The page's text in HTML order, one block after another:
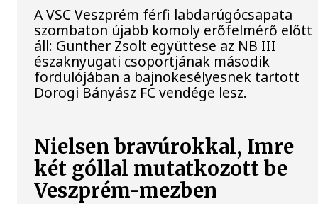
A VSC Veszprém férfi labdarúgócsapata
szombaton újabb komoly erőfelmérő előtt
áll: Gunther Zsolt együttese az NB III
északnyugati csoportjának második
fordulójában a bajnokesélyesnek tartott
Dorogi Bányász FC vendége lesz.
Nielsen bravúrokkal, Imre
két góllal mutatkozott be
Veszprém-mezben